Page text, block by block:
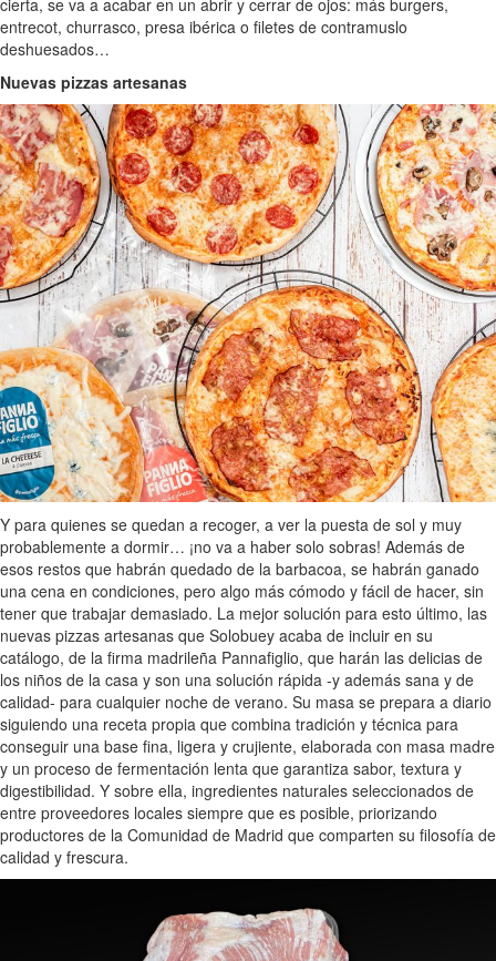
cierta, se va a acabar en un abrir y cerrar de ojos: más burgers,
entrecot, churrasco, presa ibérica o filetes de contramuslo
deshuesados…
Nuevas pizzas artesanas
Y para quienes se quedan a recoger, a ver la puesta de sol y muy
probablemente a dormir… ¡no va a haber solo sobras! Además de
esos restos que habrán quedado de la barbacoa, se habrán ganado
una cena en condiciones, pero algo más cómodo y fácil de hacer, sin
tener que trabajar demasiado. La mejor solución para esto último, las
nuevas pizzas artesanas que Solobuey acaba de incluir en su
catálogo, de la firma madrileña Pannafiglio, que harán las delicias de
los niños de la casa y son una solución rápida -y además sana y de
calidad- para cualquier noche de verano. Su masa se prepara a diario
siguiendo una receta propia que combina tradición y técnica para
conseguir una base fina, ligera y crujiente, elaborada con masa madre
y un proceso de fermentación lenta que garantiza sabor, textura y
digestibilidad. Y sobre ella, ingredientes naturales seleccionados de
entre proveedores locales siempre que es posible, priorizando
productores de la Comunidad de Madrid que comparten su filosofía de
calidad y frescura.